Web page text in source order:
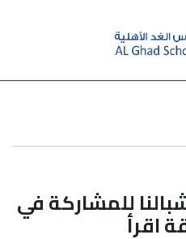
للمشاركة في
اقرأ